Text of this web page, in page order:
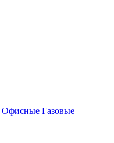
Офисные Газовые